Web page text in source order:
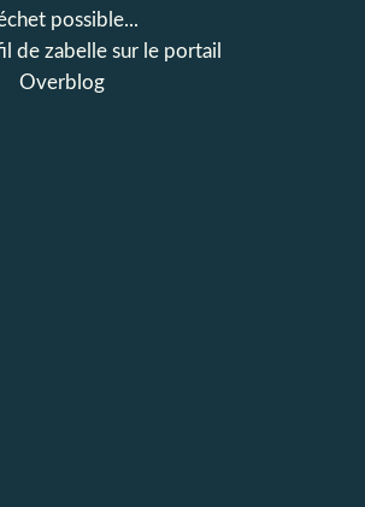
possible...
de zabelle sur le portail
Overblog